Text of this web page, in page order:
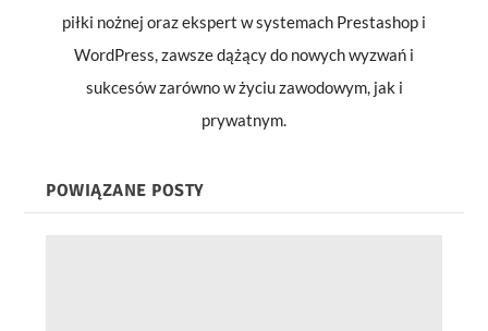
piłki nożnej oraz ekspert w systemach Prestashop i
WordPress, zawsze dążący do nowych wyzwań i
sukcesów zarówno w życiu zawodowym, jak i
prywatnym.
POWIĄZANE POSTY